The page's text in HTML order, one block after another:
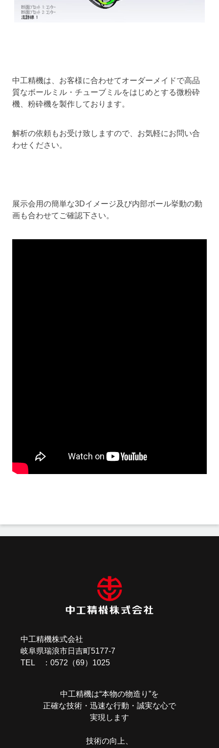
中工精機は、お客様に合わせてオーダーメイドで高品
質なボールミル・チューブミルをはじめとする微粉砕
機、粉砕機を製作しております。
解析の依頼もお受け致しますので、お気軽にお問い合
わせください。
展示会用の簡単な3Dイメージ及び内部ボール挙動の動
画も合わせてご確認下さい。
投
中工精機株式会社
岐阜県瑞浪市日吉町5177-7
TEL ：0572（69）1025
中工精機は“本物の物造り”を
正確な技術・迅速な行動・誠実な心で
実現します
技術の向上、